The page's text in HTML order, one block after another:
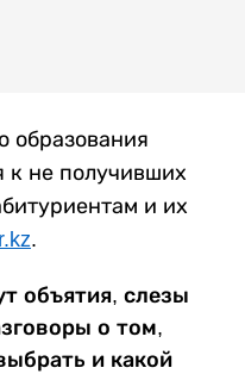
образования
к не получивших
и их
.
объятия, слезы
о том,
и какой